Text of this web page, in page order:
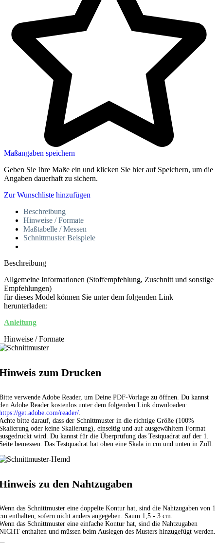
Maßangaben speichern
Geben Sie Ihre Maße ein und klicken Sie hier auf Speichern, um die
Angaben dauerhaft zu sichern.
Zur Wunschliste hinzufügen
Beschreibung
Hinweise / Formate
Maßtabelle / Messen
Schnittmuster Beispiele
Beschreibung
Allgemeine Informationen (Stoffempfehlung, Zuschnitt und sonstige
Empfehlungen)
für dieses Model können Sie unter dem folgenden Link
herunterladen:
Anleitung
Hinweise / Formate
zum Drucken
verwende Adobe Reader, um Deine PDF-Vorlage zu öffnen. Du kannst
Adobe Reader kostenlos unter dem folgenden Link downloaden:
get.adobe.com/reader/
bitte darauf, dass der Schnittmuster in die richtige Größe (100%
oder keine Skalierung), einseitig und auf ausgewähltem Format
wird. Du kannst für die Überprüfung das Testquadrat auf der 1.
bemessen. Das Testquadrat hat oben eine Skala in cm und unten in Zoll.
zu den Nahtzugaben
das Schnittmuster eine doppelte Kontur hat, sind die Nahtzugaben von 1
enthalten, sofern nicht anders angegeben. Saum 1,5 - 3 cm.
das Schnittmuster eine einfache Kontur hat, sind die Nahtzugaben
enthalten und müssen beim Auslegen des Musters hinzugefügt werden.